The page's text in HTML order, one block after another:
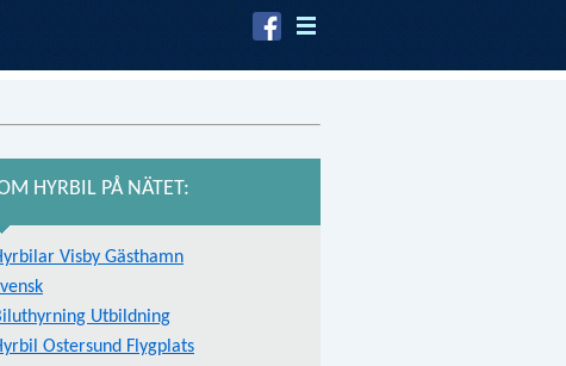
HYRBIL PÅ NÄTET:
Visby Gästhamn
Utbildning
Ostersund Flygplats